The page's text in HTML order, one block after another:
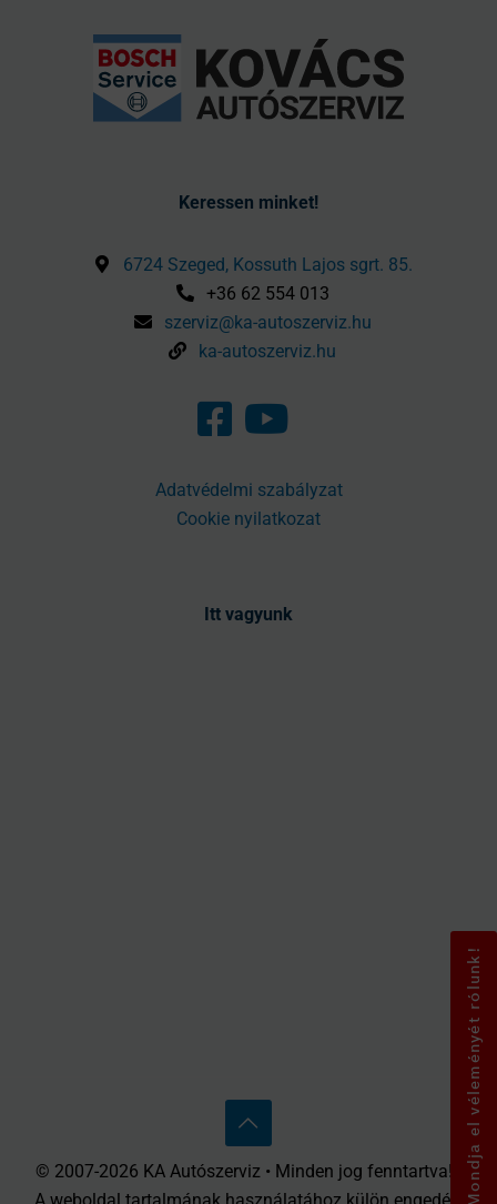
Keressen minket!
6724 Szeged, Kossuth Lajos sgrt. 85.
+36 62 554 013
szerviz@ka-autoszerviz.hu
ka-autoszerviz.hu
Adatvédelmi szabályzat
Cookie nyilatkozat
Itt vagyunk
Mondja el véleményét rólunk!
© 2007-2026 KA Autószerviz • Minden jog fenntartva! •